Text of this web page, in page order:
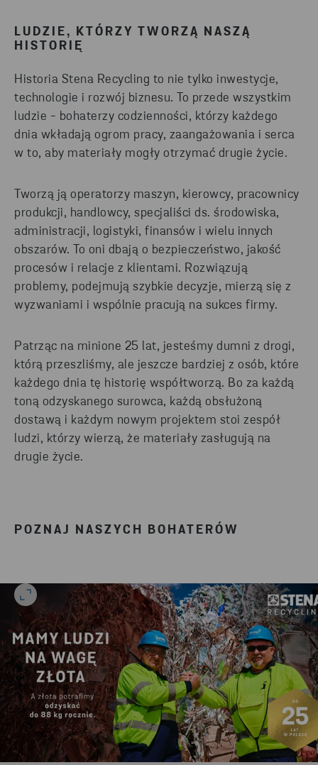
LUDZIE, KTÓRZY TWORZĄ NASZĄ
HISTORIĘ
Historia Stena Recycling to nie tylko inwestycje,
technologie i rozwój biznesu. To przede wszystkim
ludzie - bohaterzy codzienności, którzy każdego
dnia wkładają ogrom pracy, zaangażowania i serca
w to, aby materiały mogły otrzymać drugie życie.
Tworzą ją operatorzy maszyn, kierowcy, pracownicy
produkcji, handlowcy, specjaliści ds. środowiska,
administracji, logistyki, finansów i wielu innych
obszarów. To oni dbają o bezpieczeństwo, jakość
procesów i relacje z klientami. Rozwiązują
problemy, podejmują szybkie decyzje, mierzą się z
wyzwaniami i wspólnie pracują na sukces firmy.
Patrząc na minione 25 lat, jesteśmy dumni z drogi,
którą przeszliśmy, ale jeszcze bardziej z osób, które
każdego dnia tę historię współtworzą. Bo za każdą
toną odzyskanego surowca, każdą obsłużoną
dostawą i każdym nowym projektem stoi zespół
ludzi, którzy wierzą, że materiały zasługują na
drugie życie.
POZNAJ NASZYCH BOHATERÓW